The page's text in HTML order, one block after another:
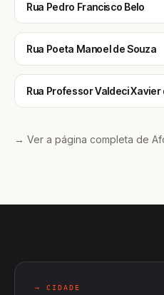
Rua Pedro Francisco Belo
Rua Poeta Manoel de Souza
Rua Professor Valdeci
→ Ver a página completa de
→ CIDADE